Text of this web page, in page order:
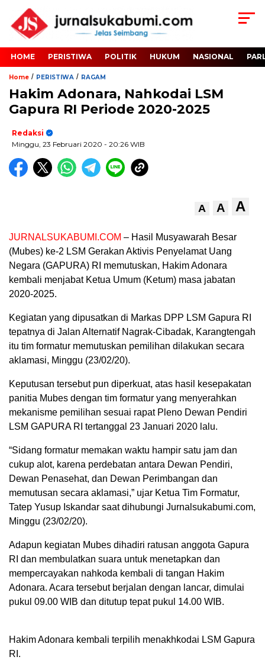
HOME PERISTIWA POLITIK HUKUM NASIONAL
Home / PERISTIWA / RAGAM
Hakim Adonara, Nahkodai LSM
Gapura RI Periode 2020-2025
Redaksi
Minggu, 23 Februari 2020 - 20:26 WIB
A A A
JURNALSUKABUMI.COM – Hasil Musyawarah Besar
(Mubes) ke-2 LSM Gerakan Aktivis Penyelamat Uang
Negara (GAPURA) RI memutuskan, Hakim Adonara
kembali menjabat Ketua Umum (Ketum) masa jabatan
2020-2025.
Kegiatan yang dipusatkan di Markas DPP LSM Gapura RI
tepatnya di Jalan Alternatif Nagrak-Cibadak, Karangtengah
itu tim formatur memutuskan pemilihan dilakukan secara
aklamasi, Minggu (23/02/20).
Keputusan tersebut pun diperkuat, atas hasil kesepakatan
panitia Mubes dengan tim formatur yang menyerahkan
mekanisme pemilihan sesuai rapat Pleno Dewan Pendiri
LSM GAPURA RI tertanggal 23 Januari 2020 lalu.
“Sidang formatur memakan waktu hampir satu jam dan
cukup alot, karena perdebatan antara Dewan Pendiri,
Dewan Penasehat, dan Dewan Perimbangan dan
memutusan secara aklamasi,” ujar Ketua Tim Formatur,
Tatep Yusup Iskandar saat dihubungi Jurnalsukabumi.com,
Minggu (23/02/20).
Adapun kegiatan Mubes dihadiri ratusan anggota Gapura
RI dan membulatkan suara untuk menetapkan dan
mempercayakan nahkoda kembali di tangan Hakim
Adonara. Acara tersebut berjalan dengan lancar, dimulai
pukul 09.00 WIB dan ditutup tepat pukul 14.00 WIB.
Hakim Adonara kembali terpilih menakhkodai LSM Gapura
RI.